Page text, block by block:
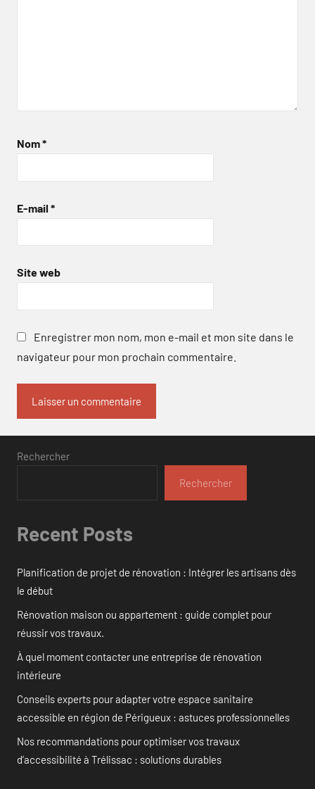
Nom*
E-mail *
Site web
Enregistrer mon nom, mon e-mail et mon site dans le
navigateur pour mon prochain commentaire.
Rechercher
Rechercher
Recent Posts
Planification de projet de rénovation : Intégrer les artisans dès
le début
Rénovation maison ou appartement : guide complet pour
réussir vos travaux.
À quel moment contacter une entreprise de rénovation
intérieure
Conseils experts pour adapter votre espace sanitaire
accessible en région de Périgueux : astuces professionnelles
Nos recommandations pour optimiser vos travaux
d’accessibilité à Trélissac : solutions durables